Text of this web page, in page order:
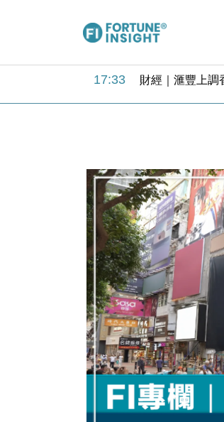
17:33 財經｜滙豐上調
16:05
12:44 財經｜日本春季
11:12 國際｜特朗普料
15:59 財經｜SA售股
18:31 財經｜華僑銀
17:33 財經｜滙豐上調
16:47 本地｜假冒內地
16:05 財經｜日經失守
15:47 財經｜恒隆10
15:11 財經｜韓股反覆
13:44 財經｜內地7月
12:44 財經｜日本春季
11:12 國際｜特朗普料
15:59 財經｜SA售股